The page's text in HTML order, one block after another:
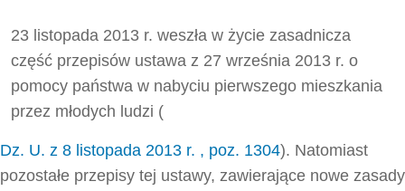
23 listopada 2013 r. weszła w życie zasadnicza
część przepisów ustawa z 27 września 2013 r. o
pomocy państwa w nabyciu pierwszego mieszkania
przez młodych ludzi (
Dz. U. z 8 listopada 2013 r. , poz. 1304). Natomiast
pozostałe przepisy tej ustawy, zawierające nowe zasady